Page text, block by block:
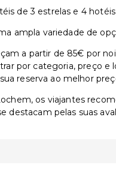
de 3 estrelas e 4
ampla variedade de
a partir de 85€ por
por categoria, preço
reserva ao melhor
os viajantes
destacam pelas suas